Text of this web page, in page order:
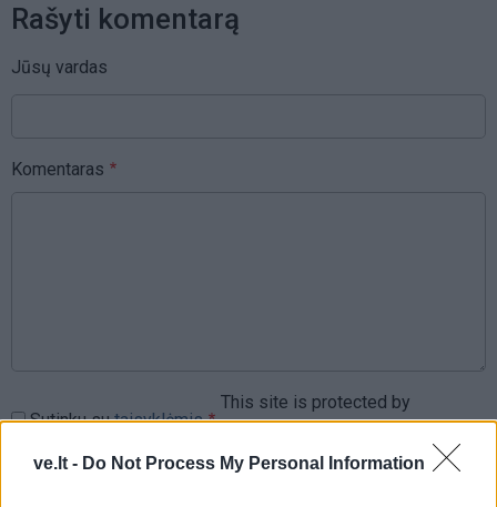
ve.lt - Do Not Process My Personal Information
Rašyti komentarą
Jūsų vardas
Komentaras
Sutinku sutaisyklėmis
This site is protected by
reCAPTCHA and the Google
Privacy PolicyandTerms of